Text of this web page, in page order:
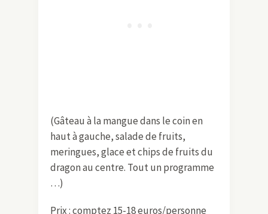
(Gâteau à la mangue dans le coin en
haut à gauche, salade de fruits,
meringues, glace et chips de fruits du
dragon au centre. Tout un programme
…)
Prix : comptez 15-18 euros/personne